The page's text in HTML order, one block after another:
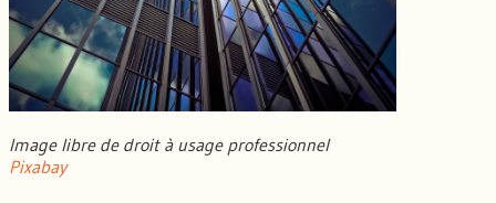
Image libre de droit à usage professionnel
Pixabay